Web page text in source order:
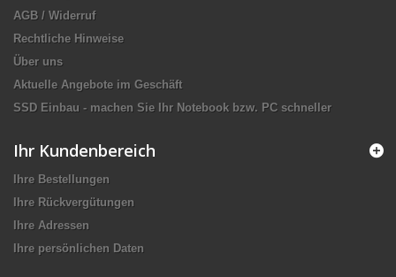
AGB / Widerruf
Rechtliche Hinweise
Über uns
Aktuelle Angebote im Geschäft
SSD Einbau - machen Sie Ihr Notebook bzw. PC schneller
Ihr Kundenbereich
Ihre Bestellungen
Ihre Rückvergütungen
Ihre Adressen
Ihre persönlichen Daten